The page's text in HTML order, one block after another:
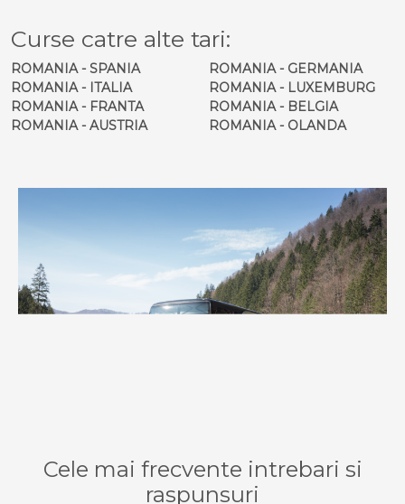
Curse catre alte tari:
ROMANIA - SPANIA
ROMANIA - ITALIA
ROMANIA - FRANTA
ROMANIA - AUSTRIA
ROMANIA - GERMANIA
ROMANIA - LUXEMBURG
ROMANIA - BELGIA
ROMANIA - OLANDA
Cele mai frecvente intrebari si
raspunsuri